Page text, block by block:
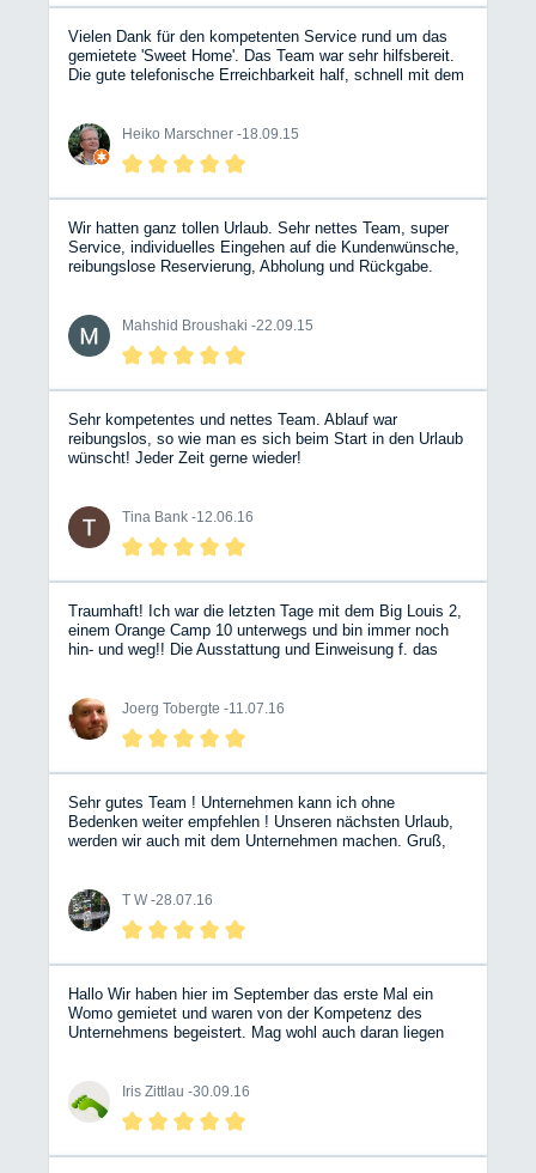
haben sechs tolle Tage bei bestem Wetter erlebt
(Weserbergland, Fehmarn, Döbelner Land). Trotz der
1.800 km Fahrtstrecke sehr entspannt. Das Fahrzeug war
wiederholen! Danke an das BWM-Team! Übrigens, allen
Befürchtungen zum Trotz: unterm Strich war es nicht
teurer als das ursprünglich geplante Hotel….
Vielen Dank für den kompetenten Service rund um das
gemietete 'Sweet Home'. Das Team war sehr hilfsbereit.
Die gute telefonische Erreichbarkeit half, schnell mit dem
Wohnmobile weiterempfehlen.
Heiko Marschner -18.09.15
Wir hatten ganz tollen Urlaub. Sehr nettes Team, super
Service, individuelles Eingehen auf die Kundenwünsche,
reibungslose Reservierung, Abholung und Rückgabe.
Mahshid Broushaki -22.09.15
Sehr kompetentes und nettes Team. Ablauf war
reibungslos, so wie man es sich beim Start in den Urlaub
wünscht! Jeder Zeit gerne wieder!
Tina Bank -12.06.16
Traumhaft! Ich war die letzten Tage mit dem Big Louis 2,
einem Orange Camp 10 unterwegs und bin immer noch
hin- und weg!! Die Ausstattung und Einweisung f. das
Maedels wissen genau, was sie tun!! :) Nicht lange
fackeln und buchen..
Joerg Tobergte -11.07.16
Sehr gutes Team ! Unternehmen kann ich ohne
Bedenken weiter empfehlen ! Unseren nächsten Urlaub,
werden wir auch mit dem Unternehmen machen. Gruß,
T W -28.07.16
Hallo Wir haben hier im September das erste Mal ein
Womo gemietet und waren von der Kompetenz des
Unternehmens begeistert. Mag wohl auch daran liegen
Buchungen wurden prompt beantwortet.Selbst ein
vorheriges anschauen des ausgewählten Womo war kein
Problem .Wir werden hier weiterhin buchen und freuen
Iris Zittlau -30.09.16